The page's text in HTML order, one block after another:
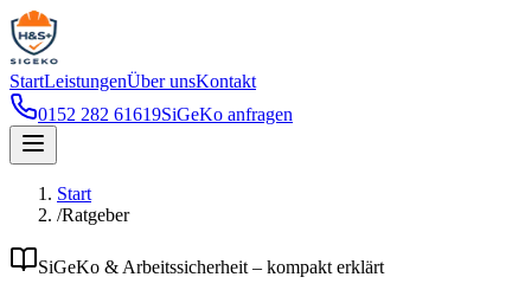
StartLeistungenÜber unsKontakt
0152 282 61619SiGeKo anfragen
Start
/Ratgeber
SiGeKo & Arbeitssicherheit – kompakt erklärt